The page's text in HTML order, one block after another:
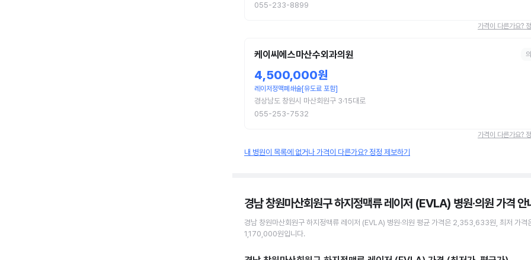
055-233-8899
가격이 다른가요?
케이씨에스마산수외과의원
4,500,000원
레이저정맥폐쇄술[유도료 포함]
경상남도 창원시 마산회원구 3·15대로
055-253-7532
가격이 다른가요?
내 병원이 목록에 없거나 가격이 다른가요? 정정 제보하기
경남 창원마산회원구 하지정맥류 레이저 (EVLA) 병원·의원가격 안
경남 창원마산회원구 하지정맥류 레이저 (EVLA) 병원·의원 평균 가격은 2,353,633원 , 최저 가격
1,170,000원입니다.